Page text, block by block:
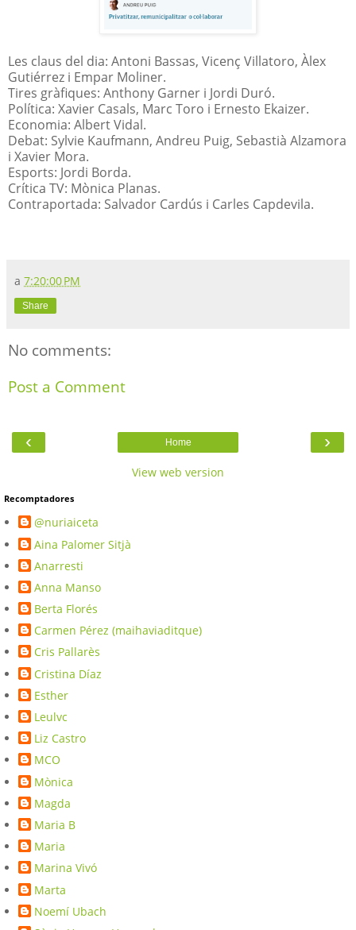
Les claus del dia: Antoni Bassas, Vicenç Villatoro, Àlex
Gutiérrez i Empar Moliner.
Tires gràfiques: Anthony Garner i Jordi Duró.
Política: Xavier Casals, Marc Toro i Ernesto Ekaizer.
Economia: Albert Vidal.
Debat: Sylvie Kaufmann, Andreu Puig, Sebastià Alzamora
i Xavier Mora.
Esports: Jordi Borda.
Crítica TV: Mònica Planas.
Contraportada: Salvador Cardús i Carles Capdevila.
a 7:20:00 PM
Share
No comments:
Post a Comment
‹ ›
Home
View web version
Recomptadores
@nuriaiceta
Aina Palomer Sitjà
Anarresti
Anna Manso
Berta Florés
Carmen Pérez (maihaviaditque)
Cris Pallarès
Cristina Díaz
Esther
Leulvc
Liz Castro
MCO
Mònica
Magda
Maria B
Maria
Marina Vivó
Marta
Noemí Ubach